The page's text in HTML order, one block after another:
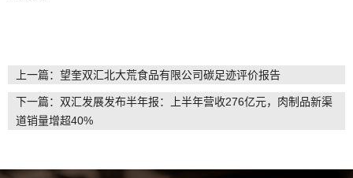
上一篇：望奎双汇北大荒食品有限公司碳足迹评价报告
下一篇：双汇发展发布半年报：上半年营收276亿元，肉制品新渠
道销量增超40%